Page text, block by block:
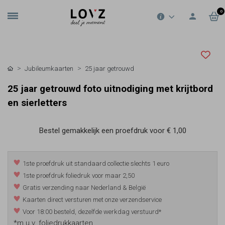
0
Jubileumkaarten 25 jaar getrouwd
25 jaar getrouwd foto uitnodiging met krijtbord
en sierletters
Bestel gemakkelijk een proefdruk voor € 1,00
1ste proefdruk uit standaard collectie slechts 1 euro
1ste proefdruk foliedruk voor maar 2,50
Gratis verzending naar Nederland & België
Kaarten direct versturen met onze verzendservice
Voor 18:00 besteld, dezelfde werkdag verstuurd*
*m.u.v. foliedrukkaarten